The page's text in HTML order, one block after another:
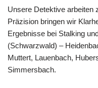
Unsere Detektive arbeiten
Präzision bringen wir
Ergebnisse bei Stalking
(Schwarzwald) –
Muttert, Lauenbach,
Simmersbach.